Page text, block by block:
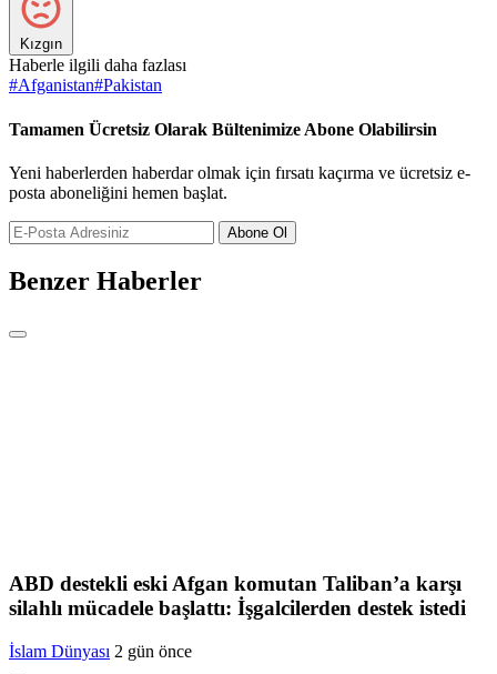
Kızgın
Haberle ilgili daha fazlası
#Afganistan#Pakistan
Tamamen Ücretsiz Olarak Bültenimize Abone Olabilirsin
Yeni haberlerden haberdar olmak için fırsatı kaçırma ve ücretsiz e-
posta aboneliğini hemen başlat.
Abone Ol
Benzer Haberler
ABD destekli eski Afgan komutan Taliban’a karşı
silahlı mücadele başlattı: İşgalcilerden destek istedi
İslam Dünyası 2 gün önce